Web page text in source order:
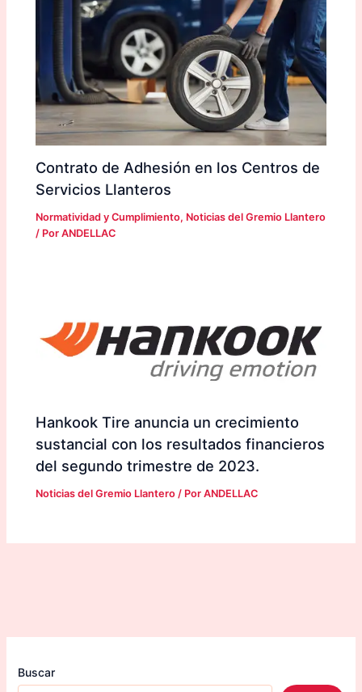
Contrato de Adhesión en los Centros de
Servicios Llanteros
Normatividad y Cumplimiento, Noticias del Gremio Llantero
/ PorANDELLAC
Hankook Tire anuncia un crecimiento
sustancial con los resultados financieros
del segundo trimestre de 2023.
Noticias del Gremio Llantero / PorANDELLAC
Buscar